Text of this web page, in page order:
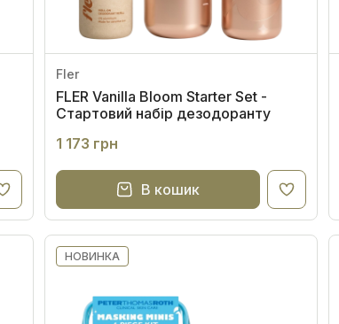
Fler
FLER Vanilla Bloom Starter Set -
Стартовий набір дезодоранту
1 173 грн
В кошик
НОВИНКА